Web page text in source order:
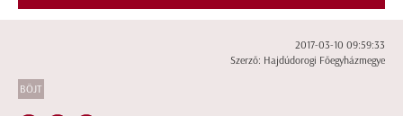
2017-03-10 09:59:33
Szerző: Hajdúdorogi Főegyházmegye
BÖJT